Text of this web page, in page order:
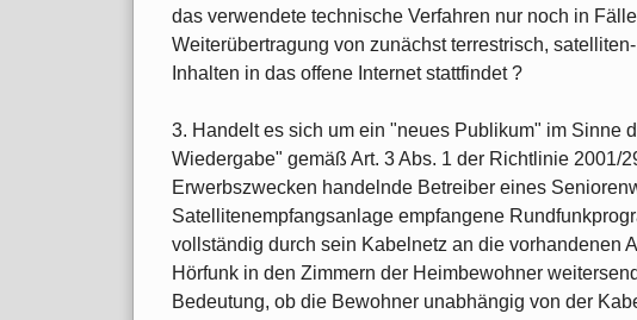
das verwendete technische Verfahren nur noch in
Weiterübertragung von zunächst terrestrisch,
Inhalten in das offene Internet stattfindet ?
3. Handelt es sich um ein "neues Publikum" im Sinne
Wiedergabe" gemäß Art. 3 Abs. 1 der Richtlinie 2001/
Erwerbszwecken handelnde Betreiber eines
Satellitenempfangsanlage empfangene
vollständig durch sein Kabelnetz an die vorhandenen
Hörfunk in den Zimmern der Heimbewohner
Bedeutung, ob die Bewohner unabhängig von der